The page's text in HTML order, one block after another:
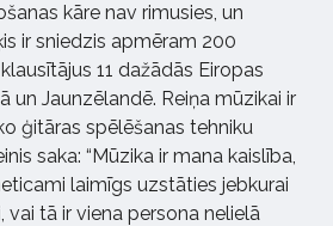
kāre nav rimusies, un
ir sniedzis apmēram 200
11 dažādās Eiropas
un Jaunzēlandē. Reiņa mūzikai ir
ģitāras spēlēšanas tehniku
saka: “Mūzika ir mana kaislība,
laimīgs uzstāties jebkurai
vai tā ir viena persona nelielā